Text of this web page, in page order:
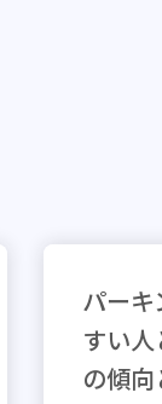
パー
すい
の傾